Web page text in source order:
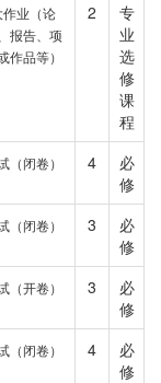
作业（论
报告、项
作品等）
2
专
业
选
修
课
程
（闭卷） 4
必
修
（闭卷） 3
必
修
（开卷） 3
必
修
（闭卷） 4
必
修